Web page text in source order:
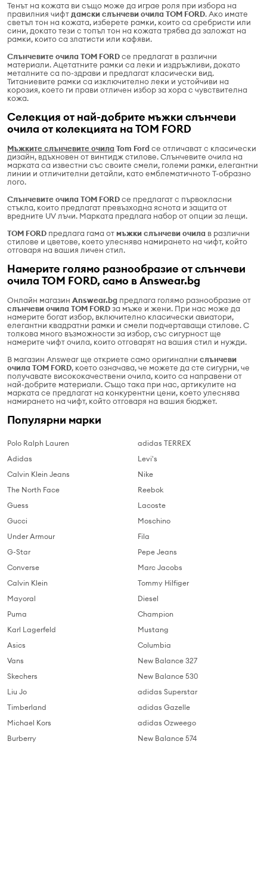
Тенът на кожата ви също може да играе роля при избора на
правилния чифтдамски слънчеви очила TOM FORD. Ако имате
светъл тон на кожата, изберете рамки, които са сребристи или
сини, докато тези с топъл тон на кожата трябва да заложат на
рамки, които са златисти или кафяви.
Слънчевите очила TOM FORDсе предлагат в различни
материали. Ацетатните рамки са леки и издръжливи, докато
металните са по-здрави и предлагат класически вид.
Титаниевите рамки са изключително леки и устойчиви на
корозия, което ги прави отличен избор за хора с чувствителна
кожа.
Селекция от най-добрите мъжки слънчеви
очила от колекцията на TOM FORD
Мъжките слънчевите очилаTom Fordсе отличават с класически
дизайн, вдъхновен от винтидж стилове. Слънчевите очила на
марката са известни със своите смели, големи рамки, елегантни
линии и отличителни детайли, като емблематичното Т-образно
лого.
Слънчевите очила TOM FORDсе предлагат с първокласни
стъкла, които предлагат превъзходна яснота и защита от
вредните UV лъчи. Марката предлага набор от опции за лещи.
TOM FORD предлага гама отмъжки слънчеви очила в различни
стилове и цветове, което улеснява намирането на чифт, който
отговаря на вашия личен стил.
Намерите голямо разнообразие от слънчеви
очила TOM FORD, само в Answear.bg
Онлайн магазин Answear.bg предлага голямо разнообразие от
слънчеви очила TOM FORDза мъже и жени. При нас може да
намерите богат избор, включително класически авиатори,
елегантни квадратни рамки и смели подчертаващи стилове. С
толкова много възможности за избор, със сигурност ще
намерите чифт очила, които отговарят на вашия стил и нужди.
В магазин Answear ще откриете само оригинални слънчеви
очила TOM FORD, което означава, че можете да сте сигурни, че
получавате висококачествени очила, които са направени от
най-добрите материали. Също така при нас, артикулите на
марката се предлагат на конкурентни цени, което улеснява
намирането на чифт, който отговаря на вашия бюджет.
Популярни марки
Polo Ralph Lauren
Adidas
Calvin Klein Jeans
The North Face
Guess
Gucci
Under Armour
G-Star
Converse
Calvin Klein
Mayoral
Puma
Karl Lagerfeld
Asics
Vans
Skechers
Liu Jo
Timberland
Michael Kors
Burberry
adidas TERREX
Levi's
Nike
Reebok
Lacoste
Moschino
Fila
Pepe Jeans
Marc Jacobs
Tommy Hilfiger
Diesel
Champion
Mustang
Columbia
New Balance 327
New Balance 530
adidas Superstar
adidas Gazelle
adidas Ozweego
New Balance 574